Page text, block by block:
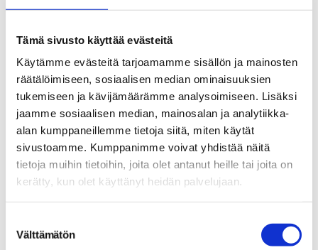
Tämä sivusto käyttää evästeitä
Käytämme evästeitä tarjoamamme sisällön ja mainosten
räätälöimiseen, sosiaalisen median ominaisuuksien
tukemiseen ja kävijämäärämme analysoimiseen. Lisäksi
jaamme sosiaalisen median, mainosalan ja analytiikka-
alan kumppaneillemme tietoja siitä, miten käytät
sivustoamme. Kumppanimme voivat yhdistää näitä
tietoja muihin tietoihin, joita olet antanut heille tai joita on
kerätty, kun olet käyttänyt heidän palvelujaan.
Välttämätön
tyhjennys
Järjestelmän kontaminaatio tai kosteus
Komponenttien vaihto tai korjaus
Pelkkä kylmäaineen täyttö riittää, kun järjestelmä
on muuten kunnossa ja kylmäaine on vain
vähentynyt ajan myötä. Kokonaisvaltaisempi
huolto tarvitaan, jos järjestelmässä on vuotoja,
kosteutta tai epäpuhtauksia. Tällöin kylmäaine on
vaihdettava kokonaan, ja järjestelmä on